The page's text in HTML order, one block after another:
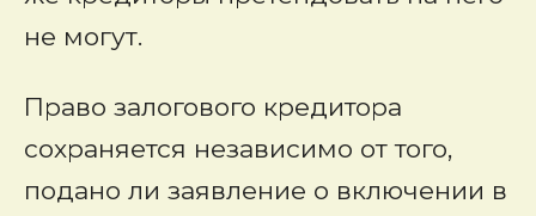
не могут.
Право залогового кредитора
сохраняется независимо от того,
подано ли заявление о включении в